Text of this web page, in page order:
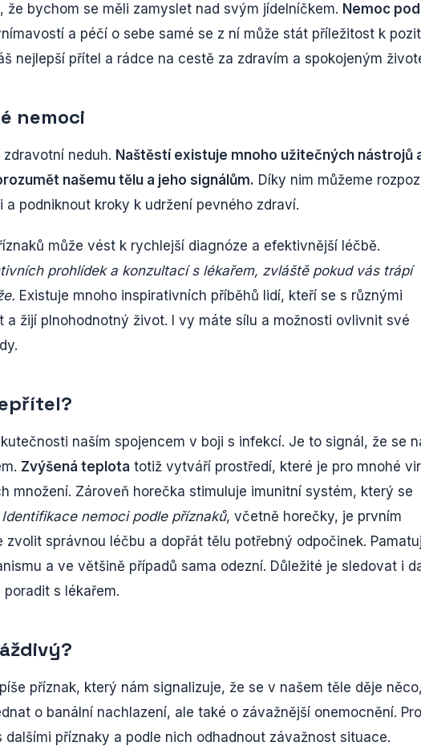
že bychom se měli zamyslet nad svým jídelníčkem. Nemoc
a péčí o sebe samé se z ní může stát příležitost k
nejlepší přítel a rádce na cestě za zdravím a spokojeným
nemoci
neduh. Naštěstí existuje mnoho užitečných nástrojů
našemu tělu a jeho signálům. Díky nim můžeme
podniknout kroky k udržení pevného zdraví.
může vést k rychlejší diagnóze a efektivnější léčbě.
prohlídek a konzultací s lékařem, zvláště pokud vás trápí
Existuje mnoho inspirativních příběhů lidí, kteří se s různými
žijí plnohodnotný život. I vy máte sílu a možnosti ovlivnit své
naším spojencem v boji s infekcí. Je to signál, že se
Zvýšená teplota totiž vytváří prostředí, které je pro mnohé
množení. Zároveň horečka stimuluje imunitní systém, který se
Identifikace nemoci podle příznaků, včetně horečky, je prvním
zvolit správnou léčbu a dopřát tělu potřebný odpočinek.
a ve většině případů sama odezní. Důležité je sledovat i
s lékařem.
příznak, který nám signalizuje, že se v našem těle děje
o banální nachlazení, ale také o závažnější onemocnění.
příznaky a podle nich odhadnout závažnost situace.